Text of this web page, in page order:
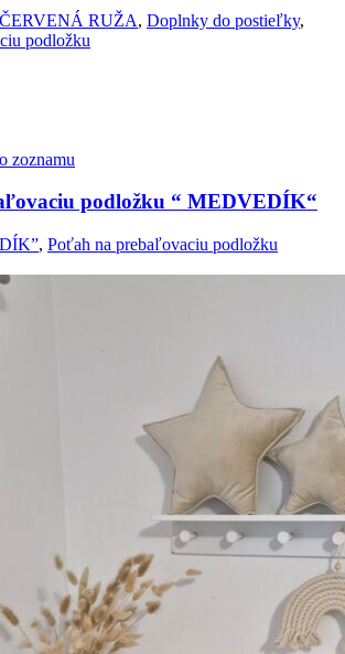
RUŽA, Doplnky do postieľky,
podložku
zoznamu
podložku “ MEDVEDÍK“
, Poťah na prebaľovaciu podložku